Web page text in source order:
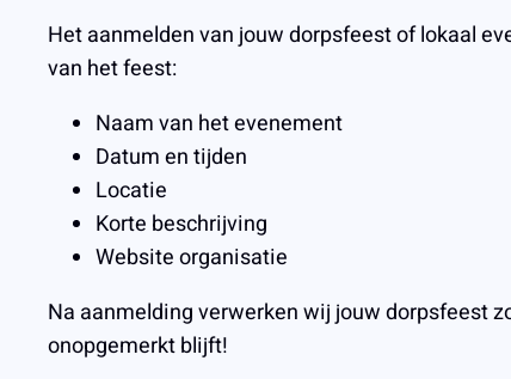
Het aanmelden van jouw dorpsfeest of lokaal
van het feest:
Naam van het evenement
Datum en tijden
Locatie
Korte beschrijving
Website organisatie
Na aanmelding verwerken wij jouw dorpsfeest
onopgemerkt blijft!